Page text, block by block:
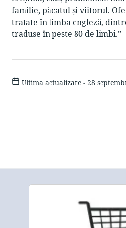
familie, păcatul și viitorul.
tratate în limba engleză,
traduse în peste 80 de limbi.”
Ultima actualizare - 28